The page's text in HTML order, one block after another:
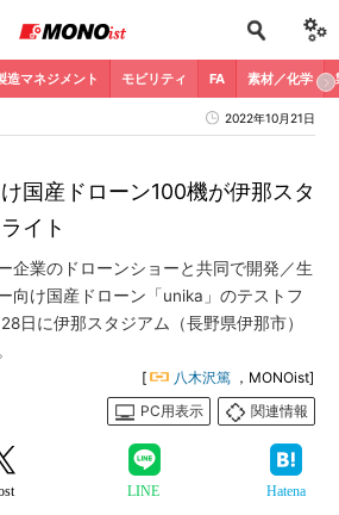
造マネジメント モビリティ FA 素材／化学
2022年10月21日
国産ドローン100機が伊那スタ
イト
企業のドローンショーと共同で開発／生
向け国産ドローン「unika」のテストフ
日に伊那スタジアム（長野県伊那市）
[ 八木沢篤 ，MONOist]
PC用表示
関連情報
LINE Hatena